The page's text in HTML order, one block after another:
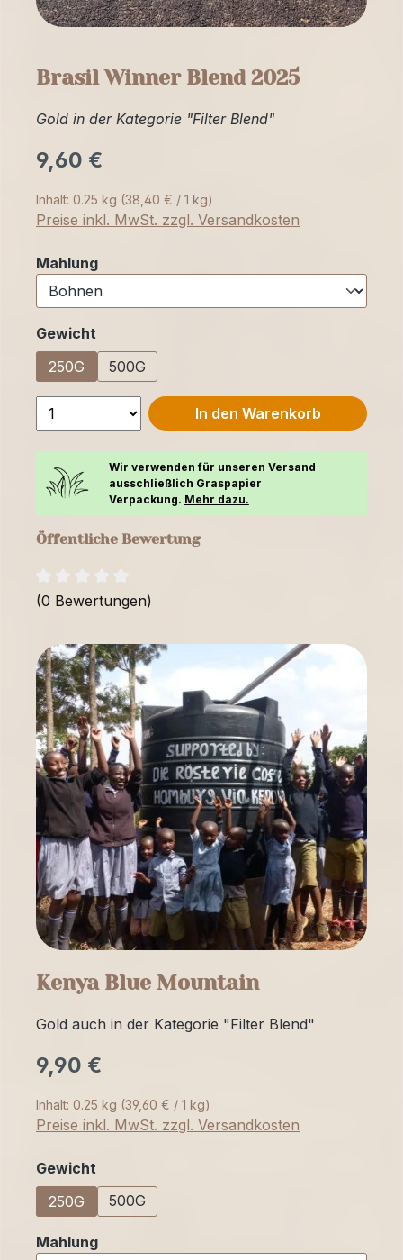
Brasil Winner Blend 2025
Gold in der Kategorie "Filter Blend"
9,60 €
Inhalt: 0.25 kg (38,40 € / 1 kg)
Preise inkl. MwSt. zzgl. Versandkosten
Mahlungauswählen
Gewicht
250G
500G
In den Warenkorb
Wir verwenden für unseren Versand
ausschließlich Graspapier
Verpackung. Mehr dazu.
Öffentliche Bewertung
(0 Bewertungen)
Kenya Blue Mountain
Gold auch in der Kategorie "Filter Blend"
9,90 €
Inhalt: 0.25 kg (39,60 € / 1 kg)
Preise inkl. MwSt. zzgl. Versandkosten
Gewicht
250G
500G
Mahlungauswählen